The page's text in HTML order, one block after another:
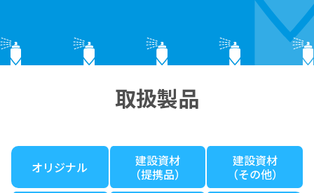
取扱製品
オリジナル
建設資材
（提携品）
建設資材
（その他）